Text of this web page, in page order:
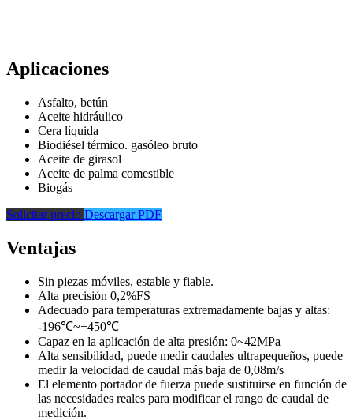
Aplicaciones
Asfalto, betún
Aceite hidráulico
Cera líquida
Biodiésel térmico. gasóleo bruto
Aceite de girasol
Aceite de palma comestible
Biogás
Solicitar precio Descargar PDF
Ventajas
Sin piezas móviles, estable y fiable.
Alta precisión 0,2%FS
Adecuado para temperaturas extremadamente bajas y altas:
-196℃~+450℃
Capaz en la aplicación de alta presión: 0~42MPa
Alta sensibilidad, puede medir caudales ultrapequeños, puede
medir la velocidad de caudal más baja de 0,08m/s
El elemento portador de fuerza puede sustituirse en función de
las necesidades reales para modificar el rango de caudal de
medición.